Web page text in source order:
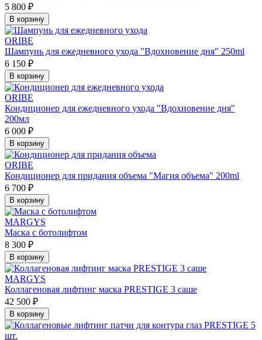
5 800 ₽
В корзину
ORIBE
Шампунь для ежедневного ухода "Вдохновение дня" 250ml
6 150 ₽
В корзину
ORIBE
Кондиционер для ежедневного ухода "Вдохновение дня"
200мл
6 000 ₽
В корзину
ORIBE
Кондиционер для придания объема "Магия объема" 200ml
6 700 ₽
В корзину
MARGYS
Маска с ботолифтом
8 300 ₽
В корзину
MARGYS
Коллагеновая лифтинг маска PRESTIGE 3 саше
42 500 ₽
В корзину